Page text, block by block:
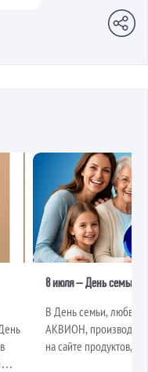
8 июля – День семьи,
В День семьи, любви
АКВИОН,
на сайте продуктов,